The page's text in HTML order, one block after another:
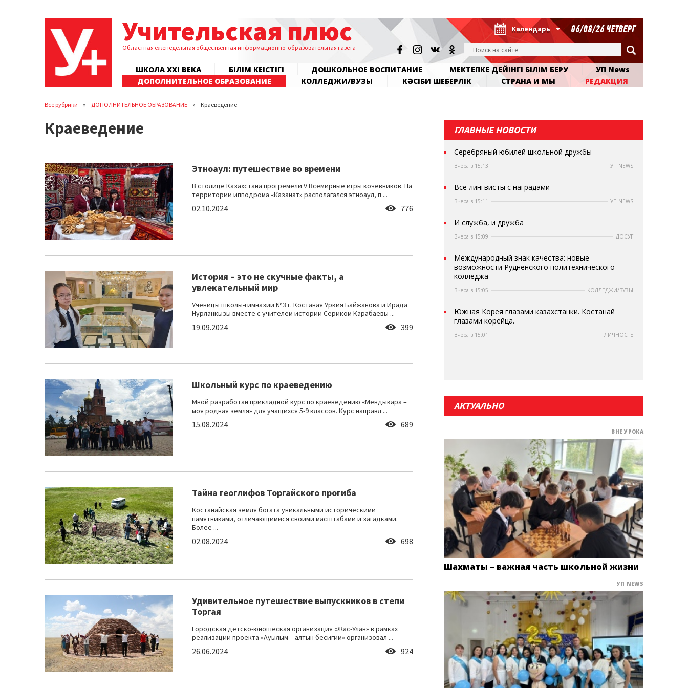
Учительская плюс
Областная еженедельная общественная информационно-образовательная газета
Календарь 06/08/26 ЧЕТВЕРГ
ШКОЛА XXI ВЕКА БІЛІМ КЕҢІСТІГІ ДОШКОЛЬНОЕ ВОСПИТАНИЕ МЕКТЕПКЕ ДЕЙІНГІ БІЛІМ БЕРУ
УП News
ДОПОЛНИТЕЛЬНОЕ ОБРАЗОВАНИЕ
КОЛЛЕДЖИ/ВУЗЫ КӘСІБИ ШЕБЕРЛІК СТРАНА И МЫ РЕДАКЦИЯ
Все рубрики ДОПОЛНИТЕЛЬНОЕ ОБРАЗОВАНИЕ Краеведение
Краеведение
Этноаул: путешествие во времени
В столице Казахстана прогремели V Всемирные игры кочевников. На
территории ипподрома «Казанат» располагался этноаул, п ...
02.10.2024 776
История – это не скучные факты, а
увлекательный мир
Ученицы школы-гимназии №3 г. Костаная Уркия Байжанова и Ирада
Нурланкызы вместе с учителем истории Сериком Карабаевы ...
19.09.2024 399
Школьный курс по краеведению
Мной разработан прикладной курс по краеведению «Мендыкара –
моя родная земля» для учащихся 5-9 классов. Курс направл ...
15.08.2024 689
Тайна геоглифов Торгайского прогиба
Костанайская земля богата уникальными историческими
памятниками, отличающимися своими масштабами и загадками.
Более ...
02.08.2024 698
Удивительное путешествие выпускников в степи
Торгая
Городская детско-юношеская организация «Жас-Улан» в рамках
реализации проекта «Ауылым – алтын бесигим» организовал ...
26.06.2024 924
ГЛАВНЫЕ НОВОСТИ
Серебряный юбилей школьной дружбы
Вчера в 15:13 УП NEWS
Все лингвисты с наградами
Вчера в 15:11 УП NEWS
И служба, и дружба
Вчера в 15:09 ДОСУГ
Международный знак качества: новые
возможности Рудненского политехнического
колледжа
Вчера в 15:05 КОЛЛЕДЖИ/ВУЗЫ
Южная Корея глазами казахстанки. Костанай
глазами корейца.
Вчера в 15:01 ЛИЧНОСТЬ
АКТУАЛЬНО
ВНЕ УРОКА
Шахматы – важная часть школьной жизни
УП NEWS